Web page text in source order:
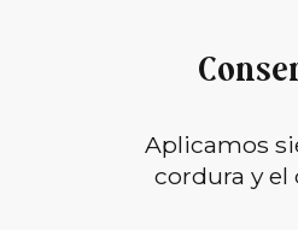
Aplicamos
cordura y el